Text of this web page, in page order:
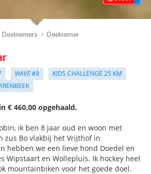
Deelnemers Deelnemer
WAVE#8
KIDS CHALLENGE 25 KM
€ 460,00 opgehaald.
ik ben 8 jaar oud en woon met
zus Bo vlakbij het Vrijthof in
hebben we een lieve hond Doedel en
Wipstaart en Wollepluis. Ik hockey heel
mountainbiken voor het goede doel.